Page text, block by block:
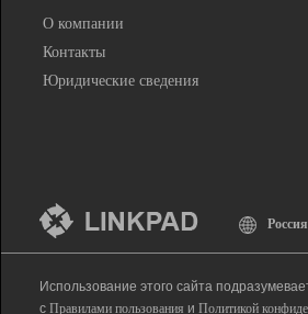
О компании
Контакты
Юридические сведения
Использование этого сайта
с Правилами пользования и Политикой